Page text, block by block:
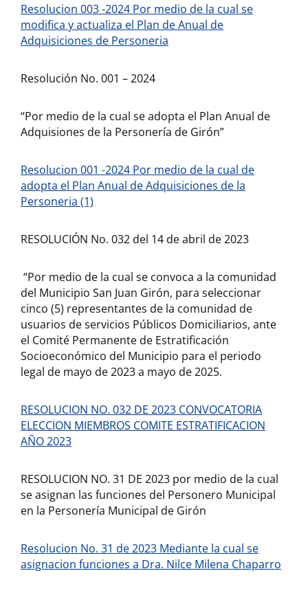
Resolucion 003 -2024 Por medio de la cual se
modifica y actualiza el Plan de Anual de
Adquisiciones de Personeria
Resolución No. 001 – 2024
“Por medio de la cual se adopta el Plan Anual de
Adquisiones de la Personería de Girón”
Resolucion 001 -2024 Por medio de la cual de
adopta el Plan Anual de Adquisiciones de la
Personeria (1)
RESOLUCIÓN No. 032 del 14 de abril de 2023
“Por medio de la cual se convoca a la comunidad
del Municipio San Juan Girón, para seleccionar
cinco (5) representantes de la comunidad de
usuarios de servicios Públicos Domiciliarios, ante
el Comité Permanente de Estratificación
Socioeconómico del Municipio para el periodo
legal de mayo de 2023 a mayo de 2025.
RESOLUCION NO. 032 DE 2023 CONVOCATORIA
ELECCION MIEMBROS COMITE ESTRATIFICACION
AÑO 2023
RESOLUCION NO. 31 DE 2023 por medio de la cual
se asignan las funciones del Personero Municipal
en la Personería Municipal de Girón
Resolucion No. 31 de 2023 Mediante la cual se
asignacion funciones a Dra. Nilce Milena Chaparro